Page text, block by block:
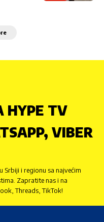
HYPE TV
VIBER
i regionu sa najvećim
Zapratite nas i na
Threads, TikTok!